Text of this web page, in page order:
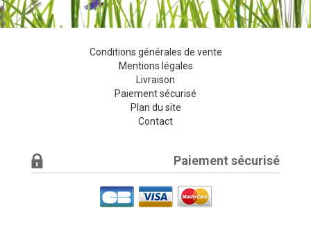
Conditions générales de vente
Mentions légales
Livraison
Paiement sécurisé
Plan du site
Contact
Paiement sécurisé